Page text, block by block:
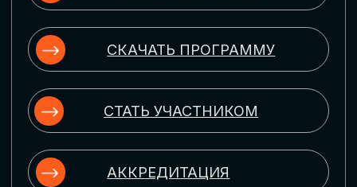
ЦИФРОВИЗАЦИЯ
УПРАВЛЕНИЯ ПЕРСОНАЛОМ
Рассмотрим управление человеческим
комплексные решения для роста
производительности и кейсы
оптимизации процессов найма,
развития, оценки и удержания
ЦИФРОВИЗАЦИЯ